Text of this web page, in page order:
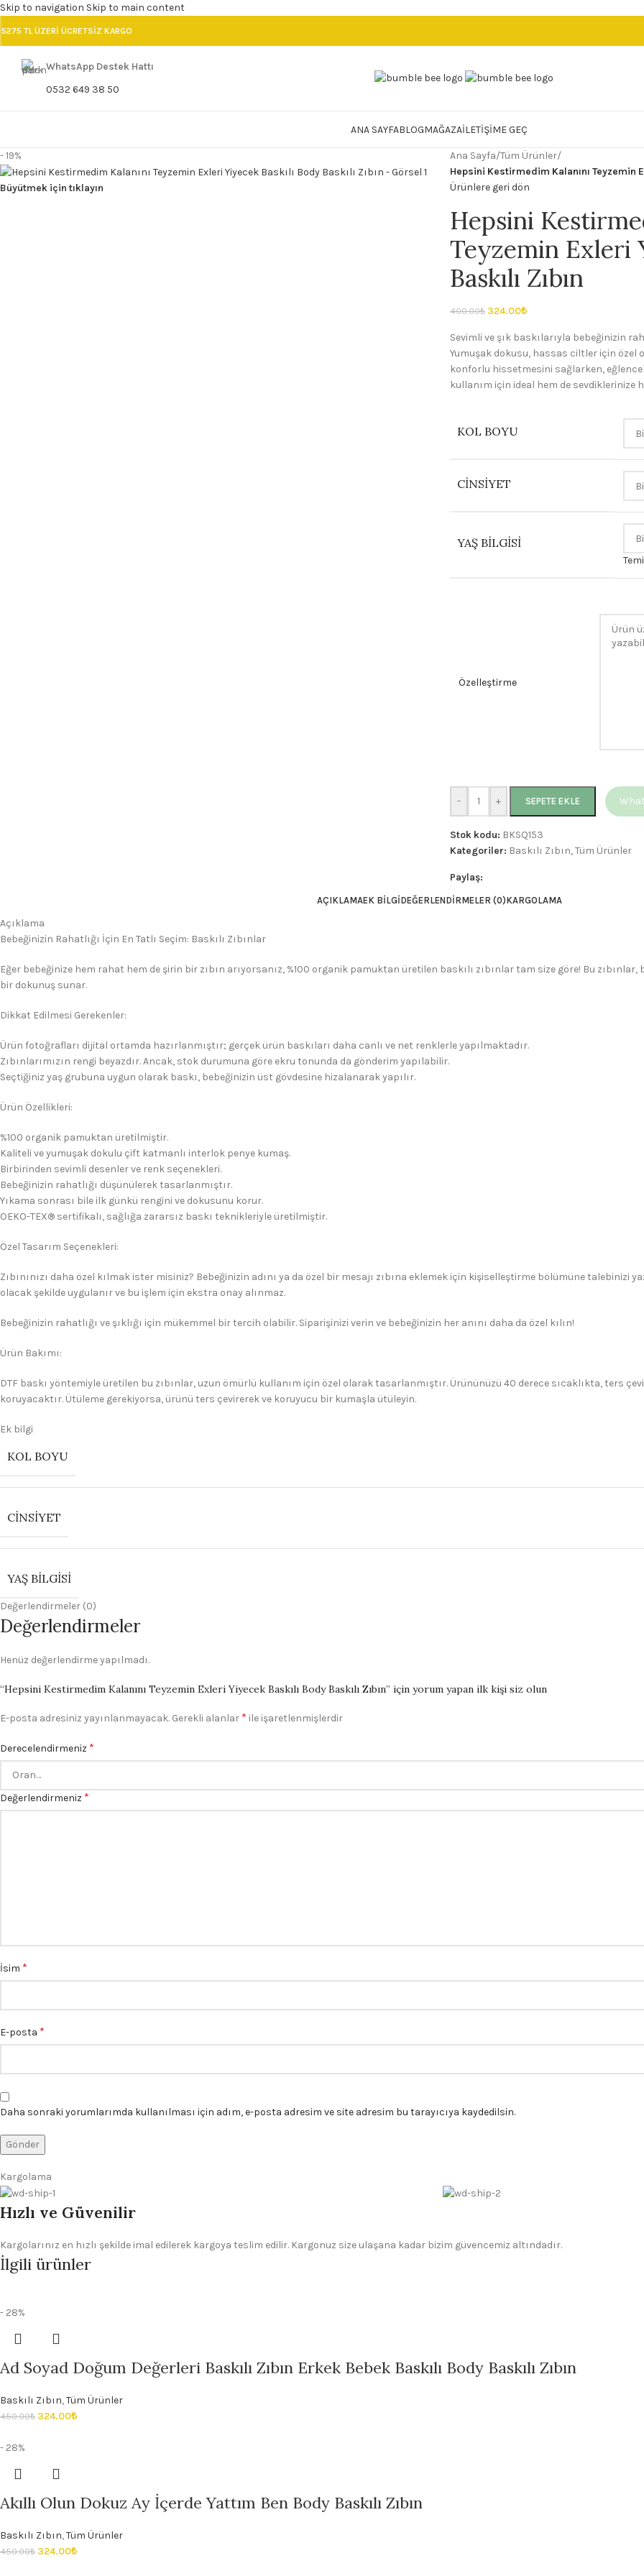
Skip to navigation Skip to main content
5275 TL ÜZERİ ÜCRETSİZ KARGO
WhatsApp Destek Hattı
0532 649 38 50
ANA SAYFABLOGMAĞAZAİLETIŞIME GEÇ
- 19%
Büyütmek için tıklayın
Ana Sayfa/Tüm Ürünler/
Hepsini Kestirmedim Kalanını Teyzemin
Ürünlere geri dön
Hepsini
Teyzemin Exleri
Baskılı Zıbın
400.00₺ 324.00₺
Sevimli ve şık baskılarıyla bebeğinizin
Yumuşak dokusu, hassas ciltler için özel
konforlu hissetmesini sağlarken,
kullanım için ideal hem de sevdiklerinize
KOL BOYU
CINSIYET
YAŞ BILGISI
Özelleştirme
- + SEPETE EKLE
Stok kodu: BKSQ153
Kategoriler: Baskılı Zıbın,Tüm Ürünler
Paylaş:
AÇIKLAMAEK BILGIDEĞERLENDIRMELER (0)KARGOLAMA
Açıklama
Bebeğinizin Rahatlığı İçin En Tatlı Seçim: Baskılı Zıbınlar
Eğer bebeğinize hem rahat hem de şirin bir zıbın arıyorsanız, %100 organik pamuktan üretilen baskılı zıbınlar tam size göre! Bu
bir dokunuş sunar.
Dikkat Edilmesi Gerekenler:
Ürün fotoğrafları dijital ortamda hazırlanmıştır; gerçek ürün baskıları daha canlı ve net renklerle yapılmaktadır.
Zıbınlarımızın rengi beyazdır. Ancak, stok durumuna göre ekru tonunda da gönderim yapılabilir.
Seçtiğiniz yaş grubuna uygun olarak baskı, bebeğinizin üst gövdesine hizalanarak yapılır.
Ürün Özellikleri:
%100 organik pamuktan üretilmiştir.
Kaliteli ve yumuşak dokulu çift katmanlı interlok penye kumaş.
Birbirinden sevimli desenler ve renk seçenekleri.
Bebeğinizin rahatlığı düşünülerek tasarlanmıştır.
Yıkama sonrası bile ilk günkü rengini ve dokusunu korur.
OEKO-TEX® sertifikalı, sağlığa zararsız baskı teknikleriyle üretilmiştir.
Özel Tasarım Seçenekleri:
Zıbınınızı daha özel kılmak ister misiniz? Bebeğinizin adını ya da özel bir mesajı zıbına eklemek için kişiselleştirme bölümüne talebinizi
olacak şekilde uygulanır ve bu işlem için ekstra onay alınmaz.
Bebeğinizin rahatlığı ve şıklığı için mükemmel bir tercih olabilir. Siparişinizi verin ve bebeğinizin her anını daha da özel kılın!
Ürün Bakımı:
DTF baskı yöntemiyle üretilen bu zıbınlar, uzun ömürlü kullanım için özel olarak tasarlanmıştır. Ürününüzü 40 derece sıcaklıkta, ters
koruyacaktır. Ütüleme gerekiyorsa, ürünü ters çevirerek ve koruyucu bir kumaşla ütüleyin.
Ek bilgi
KOL BOYU
CINSIYET
YAŞ BILGISI
Değerlendirmeler (0)
Değerlendirmeler
Henüz değerlendirme yapılmadı.
“Hepsini Kestirmedim Kalanını Teyzemin Exleri Yiyecek Baskılı Body Baskılı Zıbın” için yorum yapan ilk kişi siz olun
E-posta adresiniz yayınlanmayacak. Gerekli alanlar * ile işaretlenmişlerdir
Derecelendirmeniz *
Değerlendirmeniz *
İsim *
E-posta *
Daha sonraki yorumlarımda kullanılması için adım, e-posta adresim ve site adresim bu tarayıcıya kaydedilsin.
Kargolama
Hızlı ve Güvenilir
Kargolarınız en hızlı şekilde imal edilerek kargoya teslim edilir. Kargonuz size ulaşana kadar bizim güvencemiz altındadır.
İlgili ürünler
- 28%
Ad Soyad Doğum Değerleri Baskılı Zıbın Erkek Bebek Baskılı Body Baskılı Zıbın
Baskılı Zıbın,Tüm Ürünler
450.00₺ 324.00₺
- 28%
Akıllı Olun Dokuz Ay İçerde Yattım Ben Body Baskılı Zıbın
Baskılı Zıbın,Tüm Ürünler
450.00₺ 324.00₺